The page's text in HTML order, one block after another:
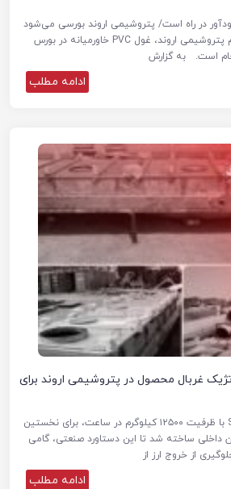
در راه است/ پتروشیمی اروند بورسی می‌شود
مقدمات عرضه اولیه سهام پتروشیمی اروند، غول PVC خاورمیانه در بورس
است. به گزارش
ادامه مطلب
غربال محصول در پتروشیمی اروند برای
ماشین غربال محصول SPVC با ظرفیت ۱۲۵۰۰ کیلوگرم در ساعت، برای نخستین
داخلی ساخته شد تا این دستاورد صنعتی، گامی
از خروج ارز از
ادامه مطلب